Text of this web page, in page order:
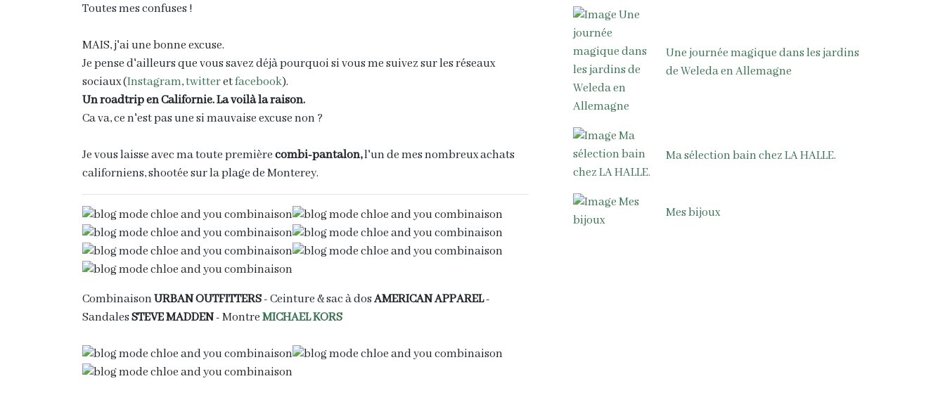
Toutes mes confuses !
MAIS, j'ai une bonne excuse.
Je pense d'ailleurs que vous savez déjà pourquoi si vous me suivez sur les réseaux
sociaux (Instagram,twitteretfacebook).
Un roadtrip en Californie. La voilà la raison.
Ca va, ce n'est pas une si mauvaise excuse non ?
Je vous laisse avec ma toute premièrecombi-pantalon,l'un de mes nombreux achats
californiens, shootée sur la plage de Monterey.
CombinaisonURBAN OUTFITTERS- Ceinture & sac à dosAMERICAN APPAREL-
SandalesSTEVE MADDEN- MontreMICHAEL KORS
Une journée magique dans les jardins
de Weleda en Allemagne
Ma sélection bain chez LA HALLE.
Mes bijoux